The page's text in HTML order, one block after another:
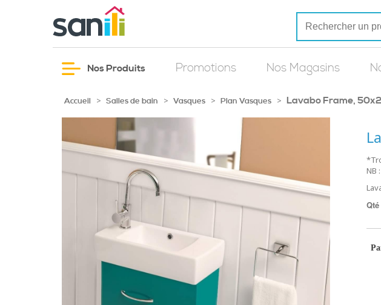
Nos Produits Promotions Nos Magasins
Accueil > Salles de bain > Vasques > Plan Vasques > Lavabo Frame,
NB
Qté